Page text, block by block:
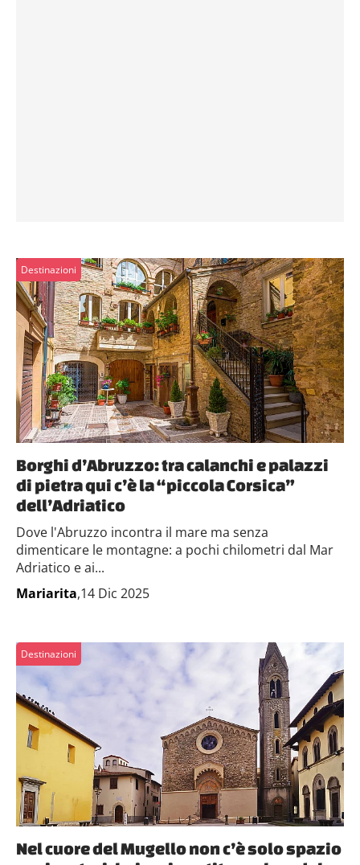
Destinazioni
Borghi d’Abruzzo: tra calanchi e palazzi
di pietra qui c’è la “piccola Corsica”
dell’Adriatico
Dove l'Abruzzo incontra il mare ma senza
dimenticare le montagne: a pochi chilometri dal Mar
Adriatico e ai...
Mariarita,14 Dic 2025
Destinazioni
Nel cuore del Mugello non c’è solo spazio